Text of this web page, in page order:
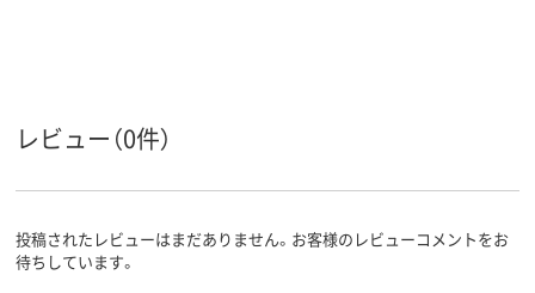
レビュー（0件）
投稿されたレビューはまだありません。お客様のレビューコメントをお
待ちしています。